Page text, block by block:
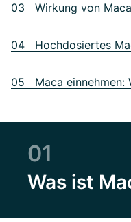
05 Maca einnehmen:
01
Was ist